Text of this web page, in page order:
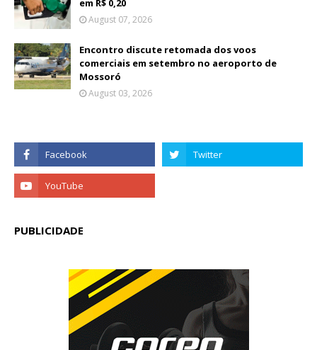
em R$ 0,20
August 07, 2026
Encontro discute retomada dos voos
comerciais em setembro no aeroporto de
Mossoró
August 03, 2026
PUBLICIDADE